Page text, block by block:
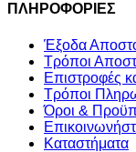
ΠΛΗΡΟΦΟΡΙΕΣ
Έξοδα
Τρόποι
Επιστροφές
Τρόποι
Όροι &
Καταστήματα